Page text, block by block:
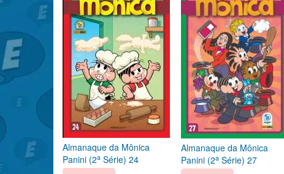
Almanaque da Mônica
Panini (2a Série) 24
Almanaque da Mônica
Panini (2a Série) 27